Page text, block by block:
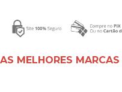
AS MELHORES